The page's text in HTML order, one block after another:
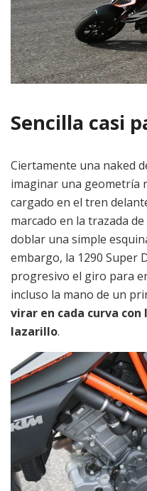
Sencilla casi
Ciertamente una naked
imaginar una geometría
cargado en el tren
marcado en la trazada
doblar una simple
embargo, la 1290 Super
progresivo el giro para
incluso la mano de un
virar en cada curva
lazarillo.